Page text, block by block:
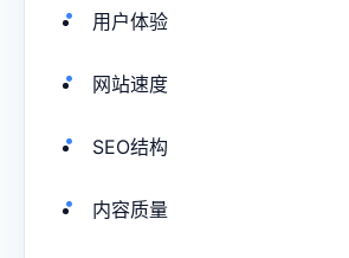
用户体验
网站速度
SEO结构
内容质量